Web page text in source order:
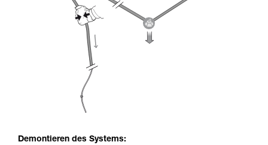
Demontieren des Systems: